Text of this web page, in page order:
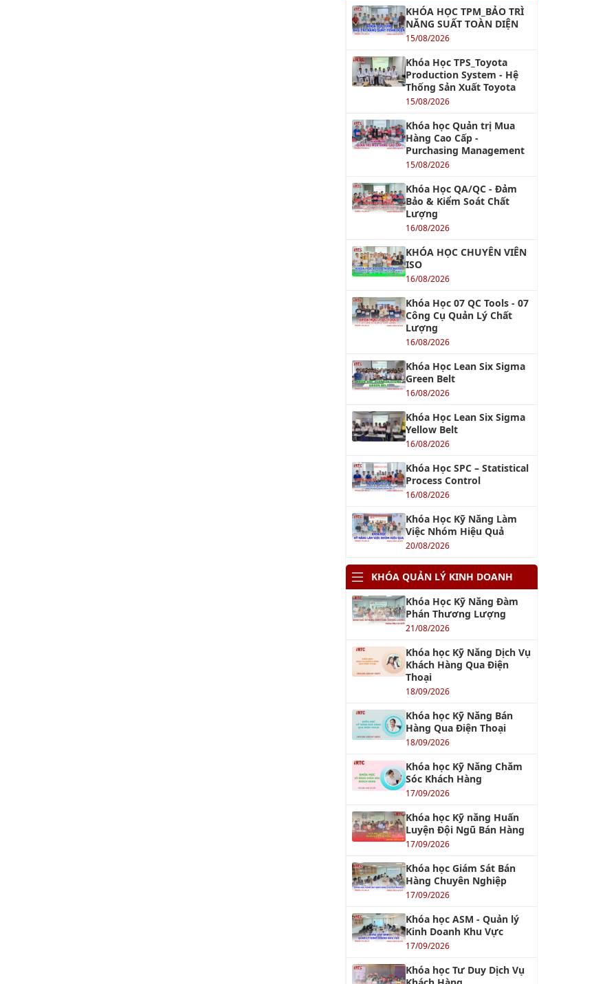
KHÓA HỌC TPM_BẢO TRÌ
NĂNG SUẤT TOÀN DIỆN
15/08/2026
Khóa Học TPS_Toyota
Production System - Hệ
Thống Sản Xuất Toyota
15/08/2026
Khóa học Quản trị Mua
Hàng Cao Cấp -
Purchasing Management
15/08/2026
Khóa Học QA/QC - Đảm
Bảo & Kiểm Soát Chất
Lượng
16/08/2026
KHÓA HỌC CHUYÊN VIÊN
ISO
16/08/2026
Khóa Học 07 QC Tools - 07
Công Cụ Quản Lý Chất
Lượng
16/08/2026
Khóa Học Lean Six Sigma
Green Belt
16/08/2026
Khóa Học Lean Six Sigma
Yellow Belt
16/08/2026
Khóa Học SPC – Statistical
Process Control
16/08/2026
Khóa Học Kỹ Năng Làm
Việc Nhóm Hiệu Quả
20/08/2026
KHÓA QUẢN LÝ KINH DOANH
Khóa Học Kỹ Năng Đàm
Phán Thương Lượng
21/08/2026
Khóa học Kỹ Năng Dịch Vụ
Khách Hàng Qua Điện
Thoại
18/09/2026
Khóa học Kỹ Năng Bán
Hàng Qua Điện Thoại
18/09/2026
Khóa học Kỹ Năng Chăm
Sóc Khách Hàng
17/09/2026
Khóa học Kỹ năng Huấn
Luyện Đội Ngũ Bán Hàng
17/09/2026
Khóa học Giám Sát Bán
Hàng Chuyên Nghiệp
17/09/2026
Khóa học ASM - Quản lý
Kinh Doanh Khu Vực
17/09/2026
Khóa học Tư Duy Dịch Vụ